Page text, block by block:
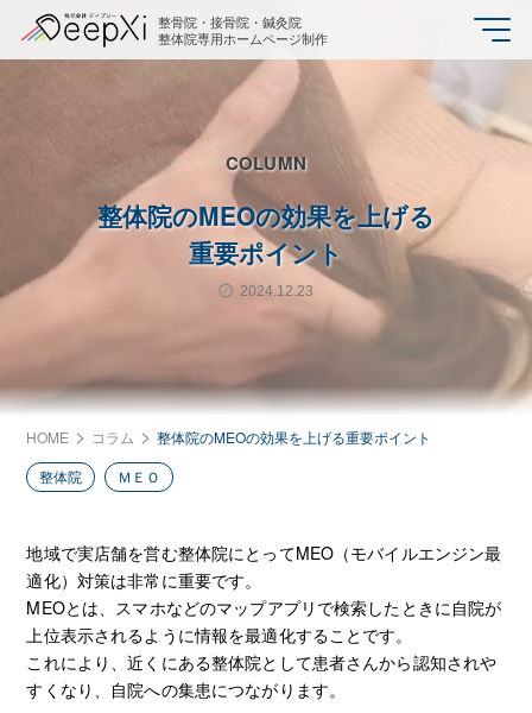
整骨院・接骨院・鍼灸院
整体院専用ホームページ制作
COLUMN
整体院のMEOの効果を上げる
重要ポイント
2024.12.23
HOME コラム
整体院のMEOの効果を上げる重要ポイント
整体院
ＭＥＯ
地域で実店舗を営む整体院にとってMEO（モバイルエンジン最
適化）対策は非常に重要です。
MEOとは、スマホなどのマップアプリで検索したときに自院が
上位表示されるように情報を最適化することです。
これにより、近くにある整体院として患者さんから認知されや
すくなり、自院への集患につながります。